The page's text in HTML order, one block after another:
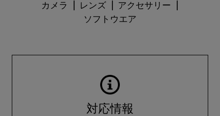
カメラ レンズ
アクセサリー
ソフトウエア
対応情報